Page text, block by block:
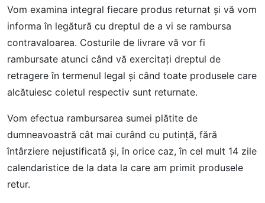
Vom examina integral fiecare produs returnat şi vă vom
informa în legătură cu dreptul de a vi se rambursa
contravaloarea. Costurile de livrare vă vor fi
rambursate atunci când vă exercitaţi dreptul de
retragere în termenul legal şi când toate produsele care
alcătuiesc coletul respectiv sunt returnate.
Vom efectua rambursarea sumei plătite de
dumneavoastră cât mai curând cu putinţă, fără
întârziere nejustificată şi, în orice caz, în cel mult 14 zile
calendaristice de la data la care am primit produsele
retur.